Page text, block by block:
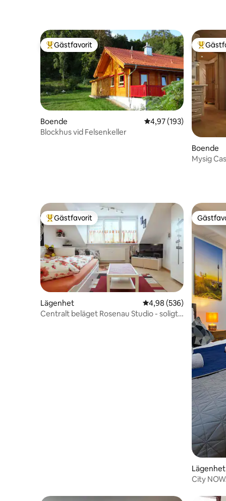
Populär gästfavorit
Gästfavorit
Boende 4,97 av 5 i
4,97 (193)
Blockhus vid Felsenkeller
Boende
Mysig
Zirndorf
Populär gästfavorit
Gästfavorit
Lägenhet 4,98 av 5 i
4,98 (536)
Centralt beläget Rosenau Studio - soligt
Lägenhet
City